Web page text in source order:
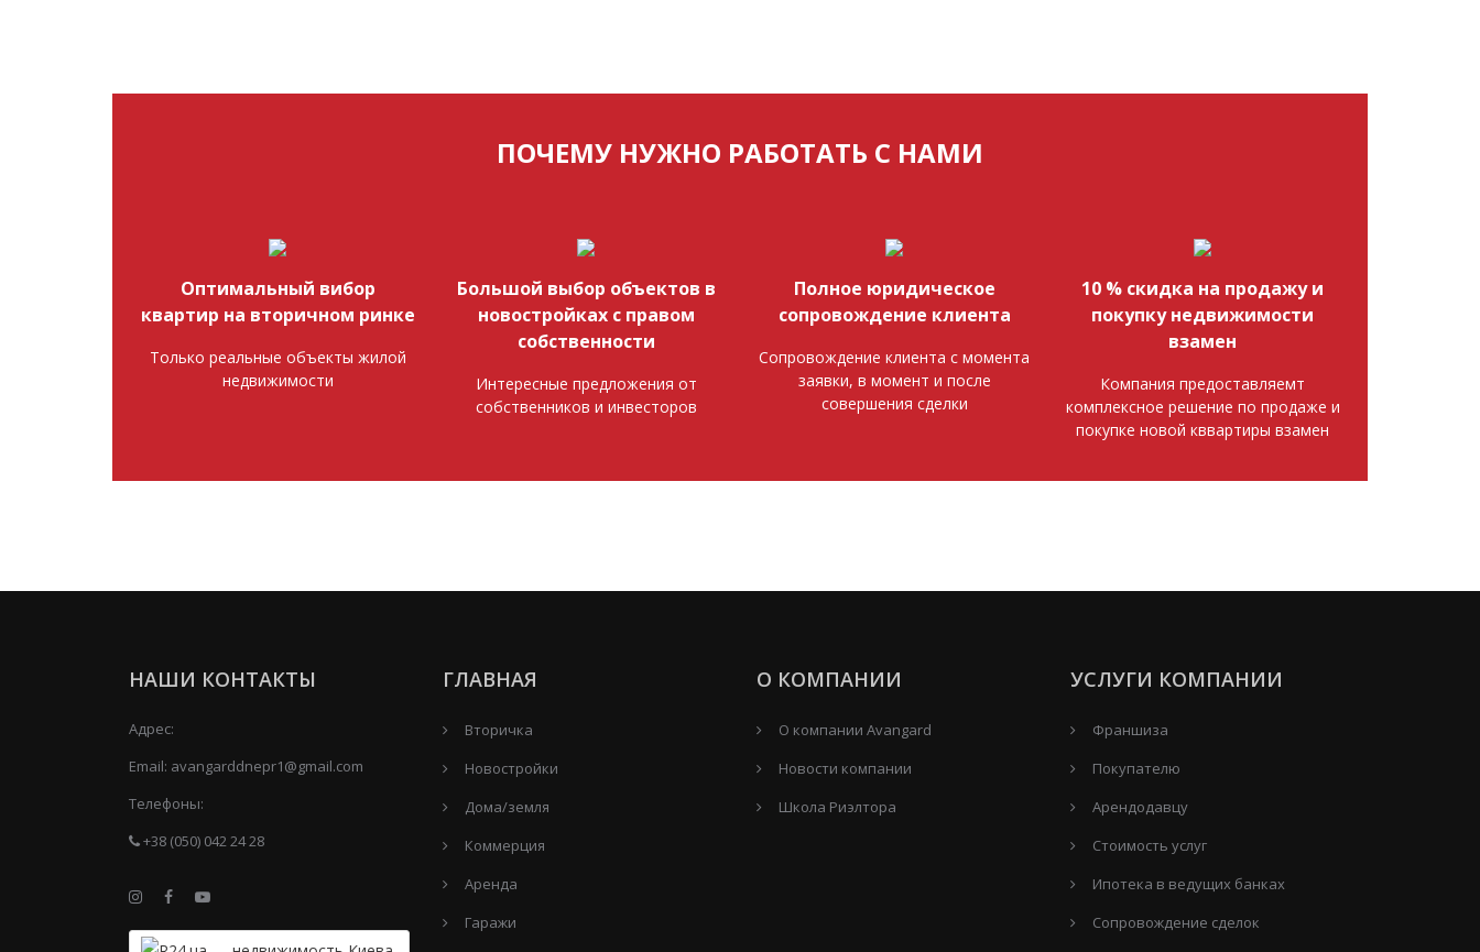
ПОЧЕМУ НУЖНО РАБОТАТЬ С НАМИ
Оптимальный вибор
квартир на вторичном ринке
Только реальные объекты жилой
недвижимости
Большой выбор объектов в
новостройках с правом
собственности
Интересные предложения от
собственников и инвесторов
Полное юридическое
сопровождение клиента
Сопровождение клиента с момента
заявки, в момент и после
совершения сделки
10 % скидка на продажу и
покупку недвижимости
взамен
Компания предоставляемт
комплексное решение по продаже и
покупке новой кввартиры взамен
НАШИ КОНТАКТЫ
Адрес:
Email: avangarddnepr1@gmail.com
Телефоны:
+38 (050) 042 24 28
ГЛАВНАЯ
Вторичка
Новостройки
Дома/земля
Коммерция
Аренда
Гаражи
О КОМПАНИИ
О компании Avangard
Новости компании
Школа Риэлтора
УСЛУГИ КОМПАНИИ
Франшиза
Покупателю
Арендодавцу
Стоимость услуг
Ипотека в ведущих банках
Сопровождение сделок